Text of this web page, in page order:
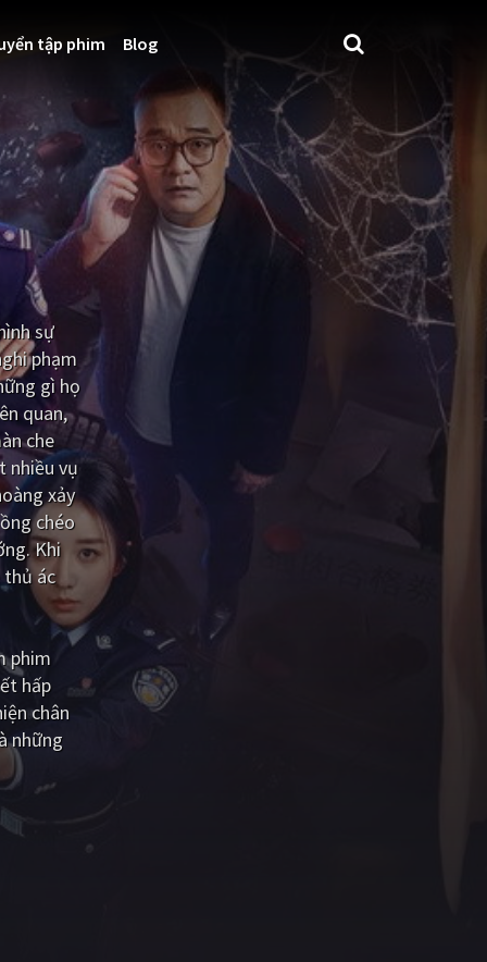
tập phim Blog
sự
phạm
gì họ
quan,
che
nhiều vụ
xảy
chéo
Khi
thủ ác
phim
hấp
chân
những